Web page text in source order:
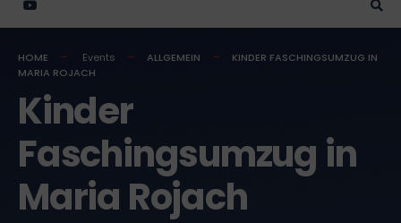
HOME Events ALLGEMEIN
KINDER FASCHINGSUMZUG IN
MARIA ROJACH
Kinder
Faschingsumzug in
Maria Rojach